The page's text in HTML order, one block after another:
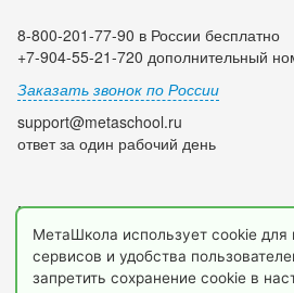
8-800-201-77-90 в России бесплатно
+7-904-55-21-720 дополнительный
Заказать звонок по России
support@metaschool.ru
ответ за один рабочий день
Мы в социальных сетях:
МетаШкола использует cookie для
сервисов и удобства
запретить сохранение cookie в